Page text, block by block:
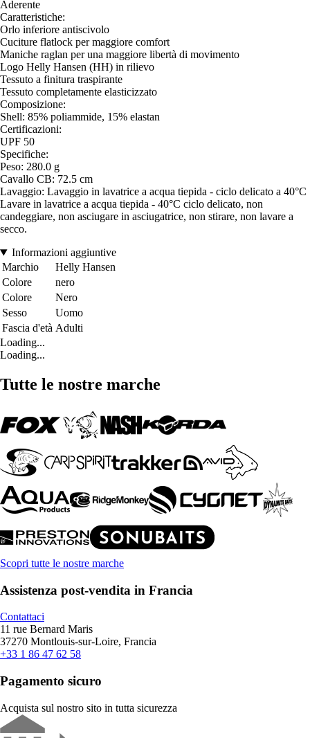
Aderente
Caratteristiche:
Orlo inferiore antiscivolo
Cuciture flatlock per maggiore comfort
Maniche raglan per una maggiore libertà di movimento
Logo Helly Hansen (HH) in rilievo
Tessuto a finitura traspirante
Tessuto completamente elasticizzato
Composizione:
Shell: 85% poliammide, 15% elastan
Certificazioni:
UPF 50
Specifiche:
Peso: 280.0 g
Cavallo CB: 72.5 cm
Lavaggio: Lavaggio in lavatrice a acqua tiepida - ciclo delicato a 40°C
Lavare in lavatrice a acqua tiepida - 40°C ciclo delicato, non
candeggiare, non asciugare in asciugatrice, non stirare, non lavare a
secco.
Informazioni aggiuntive
Marchio
Helly Hansen
Colore
nero
Colore
Nero
Sesso
Uomo
Fascia d'età Adulti
Loading...
Loading...
Tutte le nostre marche
Scopri tutte le nostre marche
Assistenza post-vendita in Francia
Contattaci
11 rue Bernard Maris
37270 Montlouis-sur-Loire, Francia
+33 1 86 47 62 58
Pagamento sicuro
Acquista sul nostro sito in tutta sicurezza